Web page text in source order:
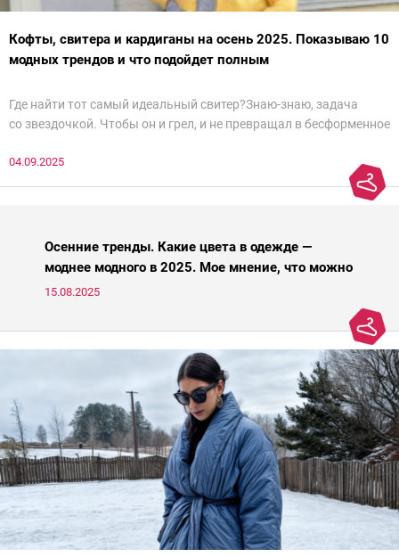
Кофты, свитера и кардиганы на осень 2025. Показываю 10
модных трендов и что подойдет полным
Где найти тот самый идеальный свитер?Знаю-знаю, задача
со звездочкой. Чтобы он и грел, и не превращал в бесформенное
паники.
04.09.2025
Осенние тренды. Какие цвета в одежде —
моднее модного в 2025. Мое мнение, что можно
носить, а что нет
15.08.2025